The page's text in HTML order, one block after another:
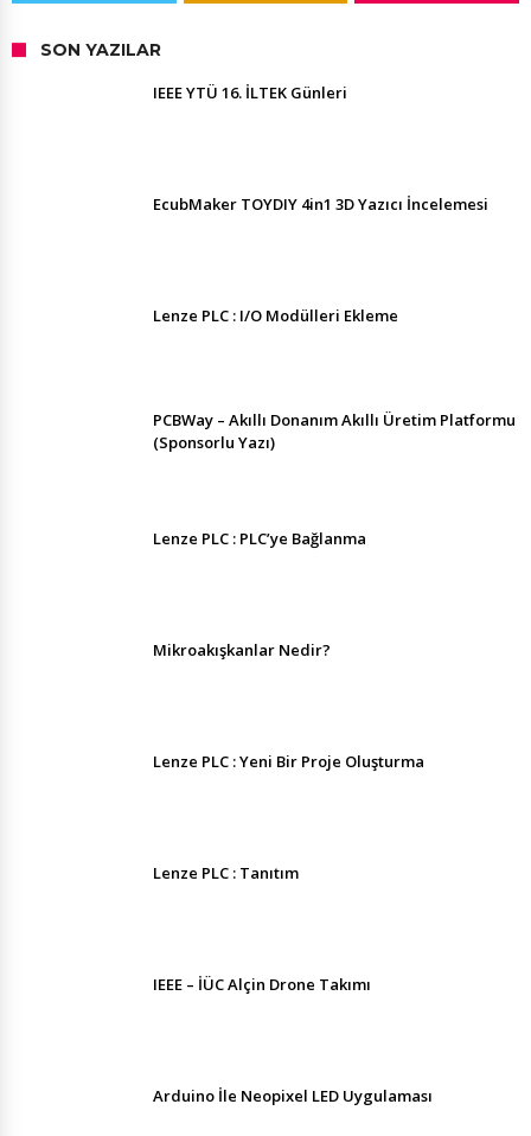
SON YAZILAR
IEEE YTÜ 16. İLTEK Günleri
EcubMaker TOYDIY 4in1 3D Yazıcı İncelemesi
Lenze PLC : I/O Modülleri Ekleme
PCBWay – Akıllı Donanım Akıllı Üretim Platformu
(Sponsorlu Yazı)
Lenze PLC : PLC’ye Bağlanma
Mikroakışkanlar Nedir?
Lenze PLC : Yeni Bir Proje Oluşturma
Lenze PLC : Tanıtım
IEEE – İÜC Alçin Drone Takımı
Arduino İle Neopixel LED Uygulaması